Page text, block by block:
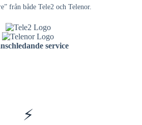
från både Tele2 och Telenor.
service
⚡